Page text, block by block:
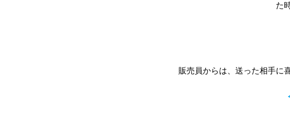
た
販売員からは、送った相手に